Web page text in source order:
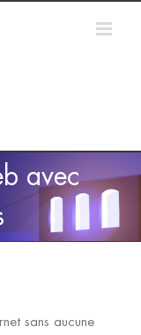
avec
sans aucune